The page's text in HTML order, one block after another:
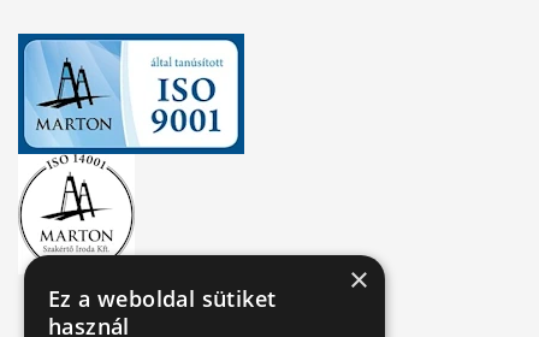
×
Ez a weboldal sütiket
használ